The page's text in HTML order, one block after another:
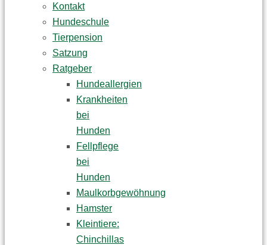
Kontakt
Hundeschule
Tierpension
Satzung
Ratgeber
Hundeallergien
Krankheiten
bei
Hunden
Fellpflege
bei
Hunden
Maulkorbgewöhnung
Hamster
Kleintiere:
Chinchillas